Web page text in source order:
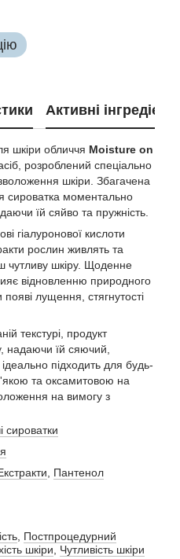
Активні
шкіри обличчя Moisture on
розроблений спеціально
шкіри. Збагачена
сироватка моментально
їй сяйво та пружність.
гіалуронової кислоти
рослин живлять та
чутливу шкіру. Щоденне
відновленню природного
лущення, стягнутості
текстурі, продукт
надаючи їй сяючий,
підходить для будь-
та оксамитовою на
на вимогу з
сироватки
Пантенол
Постпроцедурний
шкіри Чутливість шкіри